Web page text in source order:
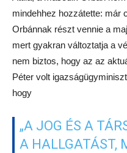
vitát kezdeményez két
szakpolitikait: az
esélyegyenlőségről, a
egészségügyről és a
(a növekedésről, a
korrupcióról); az
az orientációnkról). Ezeket
mint az utánuk jövő